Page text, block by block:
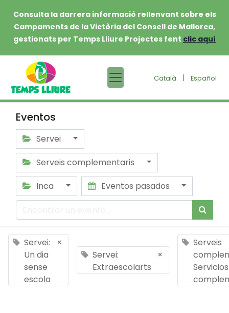
Consulta la darrera informació rellenvant sobre els
Campaments de la Victòria del Consell de Mallorca,
gestionats per Temps Lliure Projectes fent clic aquí
Català | Español
Eventos
Servei
Serveis complementaris
Inca
Eventos pasados
Servei:
Un dia
sense
escola
×
Servei:
Extraescolarts
×
Serveis
Servicios